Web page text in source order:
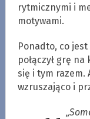
rytmicznymi i
motywami.
Ponadto, co
połączył grę
się i tym razem.
wzruszająco i